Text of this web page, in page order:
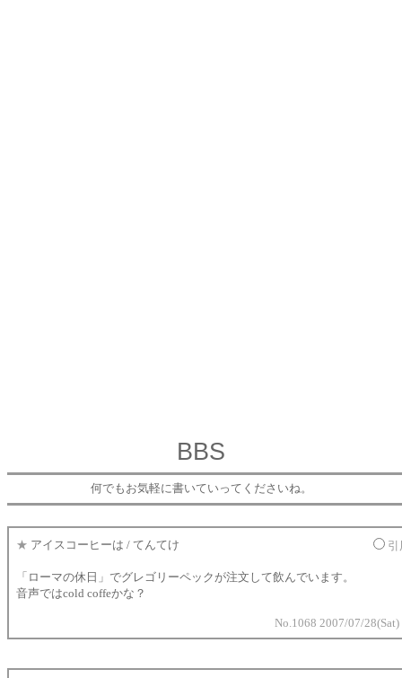
BBS
何でもお気軽に書いていってくださいね。
★ アイスコーヒーは / てんてけ 引
「ローマの休日」でグレゴリーペックが注文して飲んでいます。
音声ではcold coffeかな？
No.1068 2007/07/